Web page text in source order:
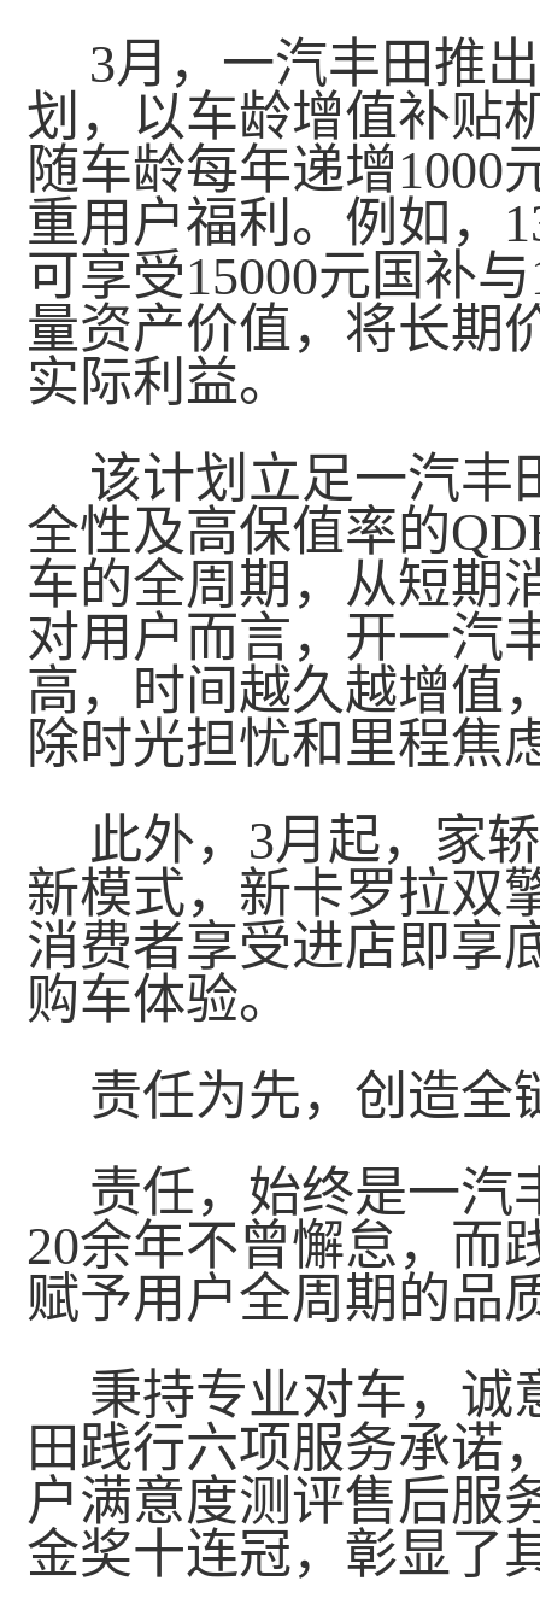
3月，一汽丰田推
划，以车龄增值补贴
随车龄每年递增1000
重用户福利。例如，
可享受15000元国补
量资产价值，将长期
实际利益。
该计划立足一汽丰
全性及高保值率的
车的全周期，从短期
对用户而言，开一汽
高，时间越久越增值
除时光担忧和里程焦
此外，3月起，家
新模式，新卡罗拉双
消费者享受进店即享
购车体验。
责任为先，创造全
责任，始终是一汽
20余年不曾懈怠，而
赋予用户全周期的品
秉持专业对车，诚
田践行六项服务承诺
户满意度测评售后服
金奖十连冠，彰显了